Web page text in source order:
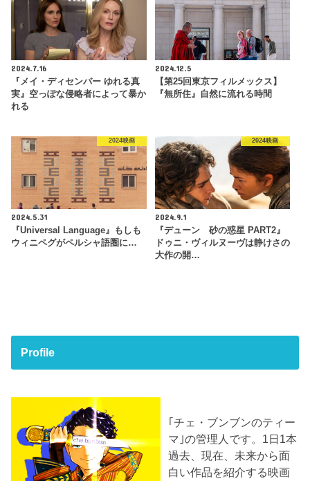
2024.7.16
『メイ・ディセンバー ゆれる真
実』空っぽな侵略者によって暴か
れる
2024.12.5
【第25回東京フィルメックス】
『無所住』自然に流れる時間
2024映画
2024.5.31
『Universal Language』もしも
ウィニペグがペルシャ語圏に…
2024映画
2024.9.1
『デューン 砂の惑星 PART2』
ドゥニ・ヴィルヌーヴは静けさの
大作の開…
Profile
｢チェ・ブンブンのティー
マ｣の管理人です。1日1本
過去、現在、未来から面
白い作品を紹介する映画